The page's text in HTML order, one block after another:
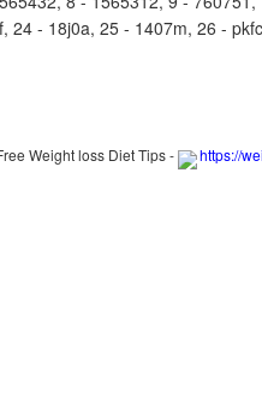
- 18j0a, 25 - 1407m, 26 -
Weight loss Diet Tips - https://